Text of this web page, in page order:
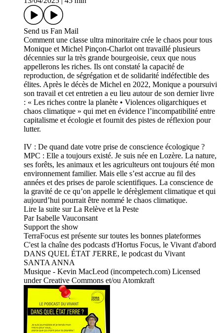
Send us Fan Mail
Comment une classe ultra minoritaire crée le chaos pour tous
Monique et Michel Pinçon-Charlot ont travaillé plusieurs
décennies sur la très grande bourgeoisie, ceux que nous
appellerons les riches. Ils ont constaté la capacité de
reproduction, de ségrégation et de solidarité indéfectible des
élites. Après le décès de Michel en 2022, Monique a poursuivi
son travail et cet entretien a eu lieu autour de son dernier livre
: « Les riches contre la planète • Violences oligarchiques et
chaos climatique » qui met en évidence l’incompatibilité entre
capitalisme et écologie et fournit des pistes de réflexion pour
lutter.
IV : De quand date votre prise de conscience écologique ?
MPC : Elle a toujours existé. Je suis née en Lozère. La nature,
ses forêts, les animaux et les agriculteurs ont toujours été mon
environnement familier. Mais elle s’est accrue au fil des
années et des prises de parole scientifiques. La conscience de
la gravité de ce qu’on appelle le dérèglement climatique et qui
aujourd’hui pourrait être nommé le chaos climatique.
Lire la suite sur La Relève et la Peste
Par Isabelle Vauconsant
Support the show
TerraFocus est présente sur toutes les bonnes plateformes
C'est la chaîne des podcasts d'Hortus Focus, le Vivant d'abord
DANS QUEL ÉTAT J'ERRE, le podcast du Vivant
SANTA ANNA
Musique - Kevin MacLeod (incompetech.com) Licensed
under Creative Commons et/ou Atomkraft